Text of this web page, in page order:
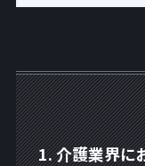
介護業界に